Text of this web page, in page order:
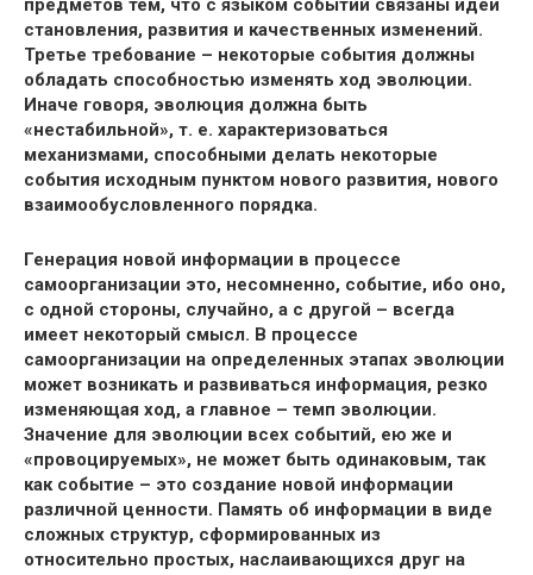
предметов тем, что с языком событий связаны идеи
становления, развития и качественных изменений.
Третье требование – некоторые события должны
обладать способностью изменять ход эволюции.
Иначе говоря, эволюция должна быть
«нестабильной», т. е. характеризоваться
механизмами, способными делать некоторые
события исходным пунктом нового развития, нового
взаимообусловленного порядка.
Генерация новой информации в процессе
самоорганизации это, несомненно, событие, ибо оно,
с одной стороны, случайно, а с другой – всегда
имеет некоторый смысл. В процессе
самоорганизации на определенных этапах эволюции
может возникать и развиваться информация, резко
изменяющая ход, а главное – темп эволюции.
Значение для эволюции всех событий, ею же и
«провоцируемых», не может быть одинаковым, так
как событие – это создание новой информации
различной ценности. Память об информации в виде
сложных структур, сформированных из
относительно простых, наслаивающихся друг на